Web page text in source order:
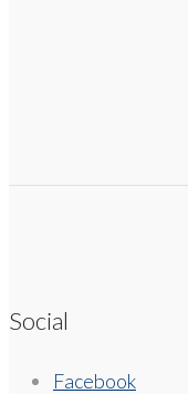
Social
Facebook